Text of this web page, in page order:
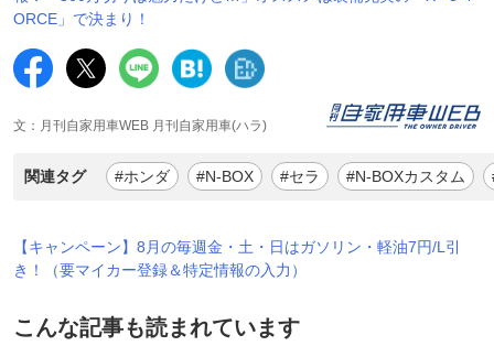
ORCE」で決まり！
文：月刊自家用車WEB 月刊自家用車(ハラ)
関連タグ #ホンダ #N-BOX #セラ #N-BOXカスタム
【キャンペーン】8月の毎週金・土・日はガソリン・軽油7円/L引
き！（要マイカー登録＆特定情報の入力）
こんな記事も読まれています